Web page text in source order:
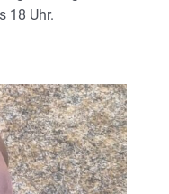
18 Uhr.